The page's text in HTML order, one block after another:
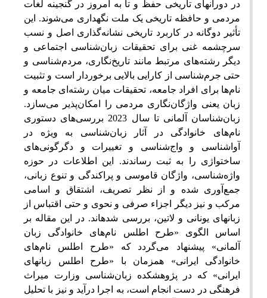
در دوران­های تاریخی حفظ و تا به امروز در گنجینه لغات
مردمی و حافظه تاریخی یک ملت نگهداری می‌شوند. این
تأثیر دوگانه در کاربرد تاریخی نشانه‌گذاری اصل و نسب
سرچشمه غنی برای تحقیقات زبان‌شناسی اجتماعی و
دیگر رشته‌‌های مرتبط مانند تاریخ‌نگاری، مردم‌شناسی و
حتی جرم‌شناسی از کارایی بالایی برخوردار است و تثبیت
نام‌ها برای افراد جامعه، تحقیقات میان رشته‌ای جامعه و
زبان یعنی واژگان‌نگاری مردمی را امکان‌پذیر می‌سازد.
زبان‌شناسان آلمانی تا سال 2023 بررسی‌های دستوری
نام‌های خانوادگی در آثار زبان‌شناسی به ‌ویژه در
آواشناسی و واج‌شناسی و تغییرات و دگرگونی‌های
ساختواژی را به ثبت رساندند. این اطلاعات در حوزه
واژه‌شناسی، واژگان قاموسی و پراکندگی و تنوع زبانی،
جمع‌آوری شده و از نظر تصریف، اشتقاق و اسامی
مرکب و نیز دیگر اجزاء صرفی و نحوی و حتی اقتباس از
زبان­های یونانی و لاتین، بررسی شده­اند. در این مقاله بر
اساس الگوی «طرح اطلس نام‌های خانوادگی زبان
آلمانی» پیشنهاد می‌گردد که «طرح اطلس نام‌های
خانوادگی ایرانی» همزمان با «طرح اطلس زبان­های
ایرانی» که در پژوهشکده زبان‌شناسی وزارت میراث
فرهنگی در دست انجام است، به اجرا درآید و نیز با تحلیل